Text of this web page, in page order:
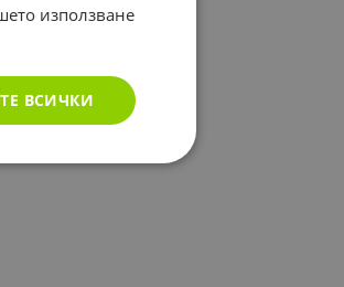
използване
ВСИЧКИ